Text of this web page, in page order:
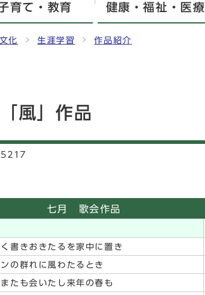
育て・教育 健康・福祉・医療
化 生涯学習 作品紹介
風」作品
七月 歌会作品
書きおきたるを家中に置き
の群れに風わたるとき
たも会いたし来年の春も